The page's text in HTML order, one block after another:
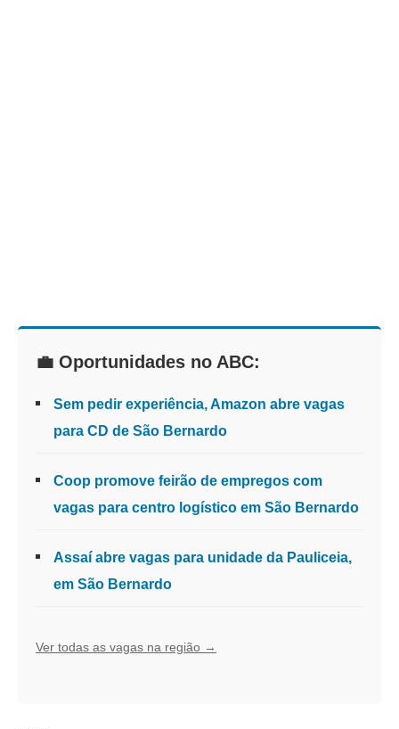
💼 Oportunidades no ABC:
Sem pedir experiência, Amazon abre vagas
para CD de São Bernardo
Coop promove feirão de empregos com
vagas para centro logístico em São Bernardo
Assaí abre vagas para unidade da Pauliceia,
em São Bernardo
Ver todas as vagas na região →